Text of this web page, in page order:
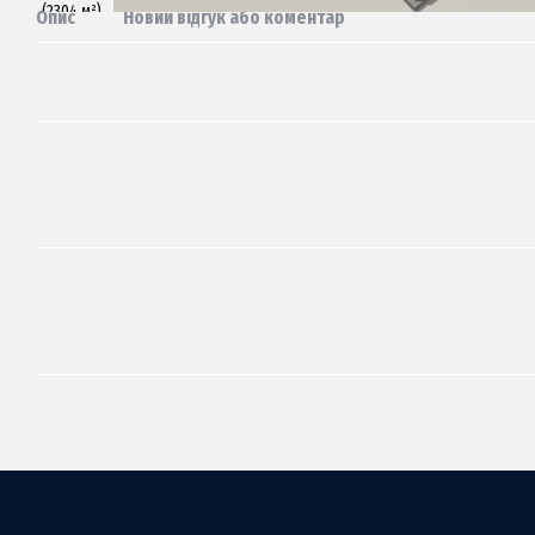
Опис Новий відгук або коментар